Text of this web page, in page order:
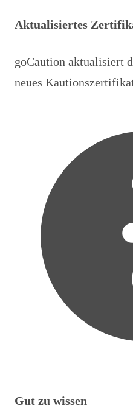
Aktualisiertes
goCaution aktualisiert
neues
Gut zu wissen